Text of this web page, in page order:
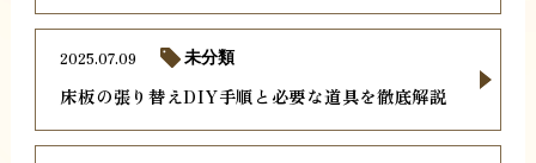
床板の張り替えDIY手順と必要な道具を徹底解説
2025.07.09 未分類